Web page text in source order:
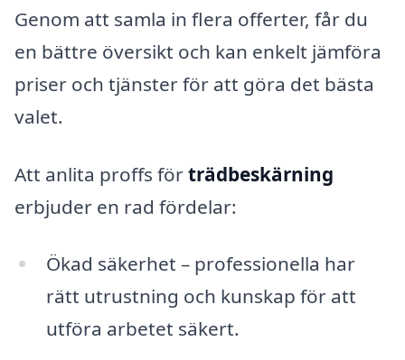
Genom att samla in flera offerter, får du
en bättre översikt och kan enkelt jämföra
priser och tjänster för att göra det bästa
valet.
Att anlita proffs förträdbeskärning
erbjuder en rad fördelar:
Ökad säkerhet – professionella har
rätt utrustning och kunskap för att
utföra arbetet säkert.